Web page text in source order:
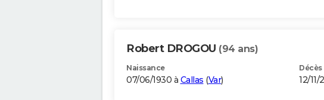
Robert DROGOU (94 ans)
Naissance
07/06/1930 à Callas (Var)
Décès
12/11/